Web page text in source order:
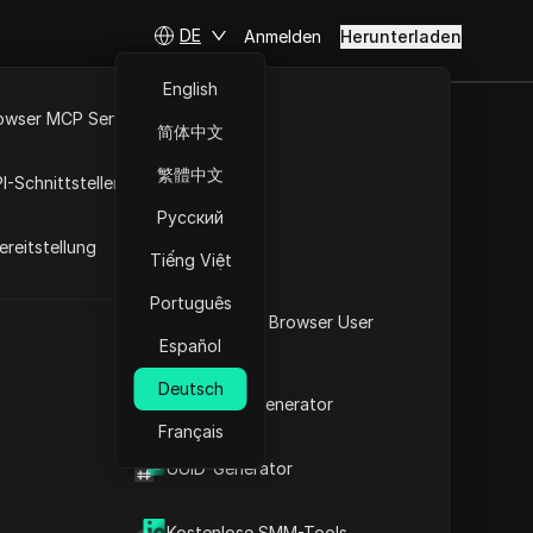
Was ist mein Browser User
Agent
2FA-Code-Generator
UUID-Generator
MCP Server
Schnittstellen
DE
English
简体中文
繁體中文
Русский
Tiếng Việt
Português
Español
Deutsch
Français
Anmelden Herunterladen
im Jahr 2025
Bald verfügbar
verschrieben, die eine verbesserte